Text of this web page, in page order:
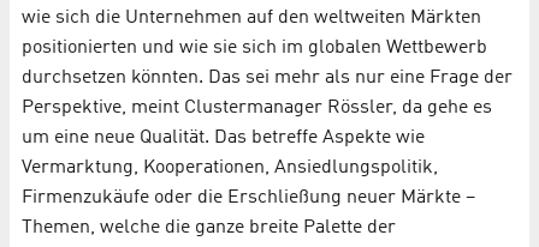
wie sich die Unternehmen auf den weltweiten Märkten
positionierten und wie sie sich im globalen Wettbewerb
durchsetzen könnten. Das sei mehr als nur eine Frage der
Perspektive, meint Clustermanager Rössler, da gehe es
um eine neue Qualität. Das betreffe Aspekte wie
Vermarktung, Kooperationen, Ansiedlungspolitik,
Firmenzukäufe oder die Erschließung neuer Märkte –
Themen, welche die ganze breite Palette der